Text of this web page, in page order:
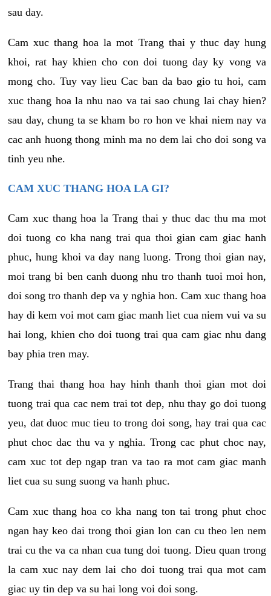
sau day.
Cam xuc thang hoa la mot Trang thai y thuc day hung
khoi, rat hay khien cho con doi tuong day ky vong va
mong cho. Tuy vay lieu Cac ban da bao gio tu hoi, cam
xuc thang hoa la nhu nao va tai sao chung lai chay hien?
sau day, chung ta se kham bo ro hon ve khai niem nay va
cac anh huong thong minh ma no dem lai cho doi song va
tinh yeu nhe.
CAM XUC THANG HOA LA GI?
Cam xuc thang hoa la Trang thai y thuc dac thu ma mot
doi tuong co kha nang trai qua thoi gian cam giac hanh
phuc, hung khoi va day nang luong. Trong thoi gian nay,
moi trang bi ben canh duong nhu tro thanh tuoi moi hon,
doi song tro thanh dep va y nghia hon. Cam xuc thang hoa
hay di kem voi mot cam giac manh liet cua niem vui va su
hai long, khien cho doi tuong trai qua cam giac nhu dang
bay phia tren may.
Trang thai thang hoa hay hinh thanh thoi gian mot doi
tuong trai qua cac nem trai tot dep, nhu thay go doi tuong
yeu, dat duoc muc tieu to trong doi song, hay trai qua cac
phut choc dac thu va y nghia. Trong cac phut choc nay,
cam xuc tot dep ngap tran va tao ra mot cam giac manh
liet cua su sung suong va hanh phuc.
Cam xuc thang hoa co kha nang ton tai trong phut choc
ngan hay keo dai trong thoi gian lon can cu theo len nem
trai cu the va ca nhan cua tung doi tuong. Dieu quan trong
la cam xuc nay dem lai cho doi tuong trai qua mot cam
giac uy tin dep va su hai long voi doi song.